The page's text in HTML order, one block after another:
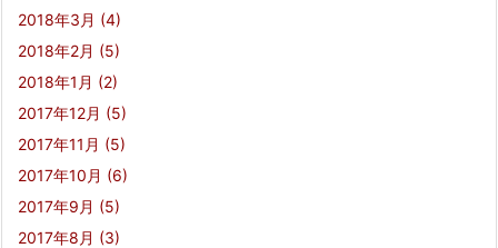
2018年3月 (4)
2018年2月 (5)
2018年1月 (2)
2017年12月 (5)
2017年11月 (5)
2017年10月 (6)
2017年9月 (5)
2017年8月 (3)